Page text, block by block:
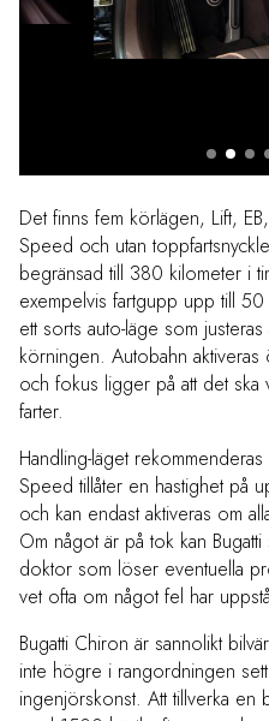
Det finns fem körlägen, Lift,
Speed och utan
begränsad till 380 kilometer i
exempelvis fartgupp upp till 50
ett sorts auto-läge som
körningen. Autobahn
och fokus ligger på att det ska
farter.
Handling-läget
Speed tillåter en hastighet på
och kan endast aktiveras om
Om något är på tok kan
doktor som löser eventuella
vet ofta om något fel har
Bugatti Chiron är sannolikt
inte högre i rangordningen
ingenjörskonst. Att tillverka en